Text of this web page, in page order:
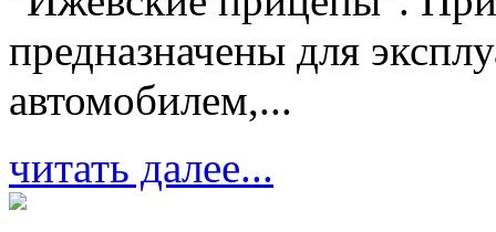
предназначены для
автомобилем,...
читать далее...